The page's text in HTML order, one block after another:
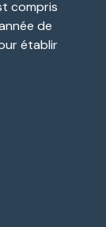
compris
de
établir